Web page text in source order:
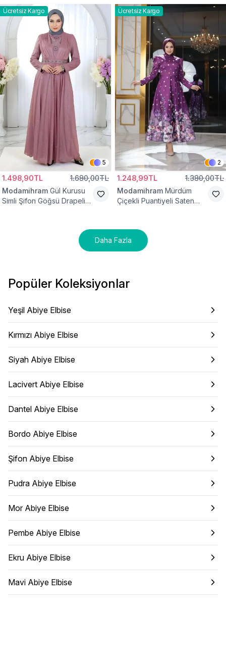
Ücretsiz Kargo
5
1.498,90TL 1.680,00TL
Modamihram Gül Kurusu
Simli Şifon Göğsü Drapeli
Ücretsiz Kargo
2
1.248,99TL 1.380,00TL
Modamihram Mürdüm
Çiçekli Puantiyeli Saten
Daha Fazla
Popüler Koleksiyonlar
Yeşil Abiye Elbise
Kırmızı Abiye Elbise
Siyah Abiye Elbise
Lacivert Abiye Elbise
Dantel Abiye Elbise
Bordo Abiye Elbise
Şifon Abiye Elbise
Pudra Abiye Elbise
Mor Abiye Elbise
Pembe Abiye Elbise
Ekru Abiye Elbise
Mavi Abiye Elbise